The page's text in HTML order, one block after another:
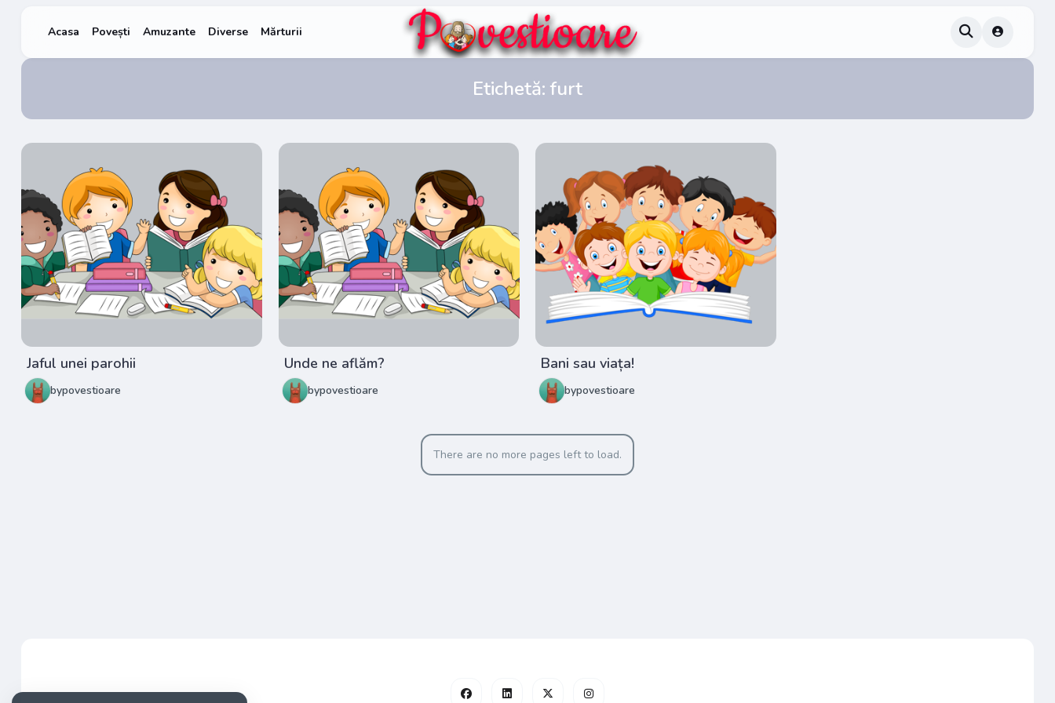
Acasa Povești Amuzante Diverse Mărturii
Etichetă: furt
Jaful unei parohii
bypovestioare
Unde ne aflăm?
bypovestioare
Bani sau viața!
bypovestioare
There are no more pages left to load.